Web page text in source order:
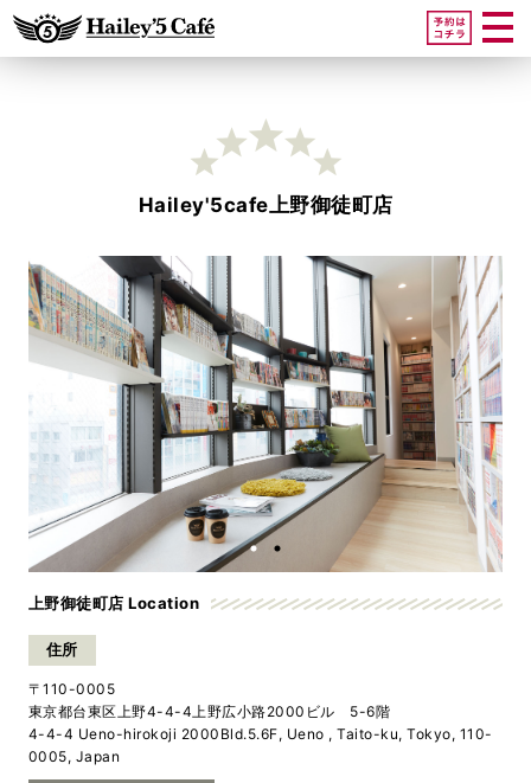
Hailey'5cafe上野御徒町店
上野御徒町店 Location
住所
〒110-0005
東京都台東区上野4-4-4上野広小路2000ビル 5-6階
4-4-4 Ueno-hirokoji 2000Bld.5.6F, Ueno , Taito-ku, Tokyo, 110-
0005, Japan